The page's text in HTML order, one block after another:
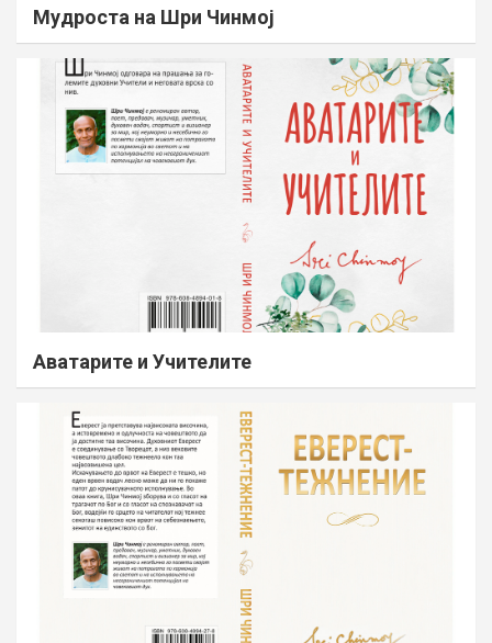
Мудроста на Шри Чинмој
Аватарите и Учителите